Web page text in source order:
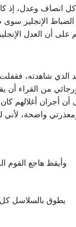
انصاف وعدل، إذ
الإنجليز
أن العدل
شاهدته،
من القراء أن
أجران أغلالهم
واضحة،
وأيقظ هاجع القوم
‏يطوق بالسلاسل